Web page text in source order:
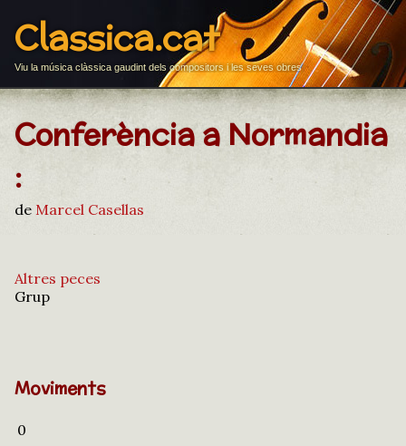
Classica.cat
Viu la música clàssica gaudint dels compositors i les seves obres
Conferència a Normandia
:
de Marcel Casellas
Altres peces
Grup
Moviments
0